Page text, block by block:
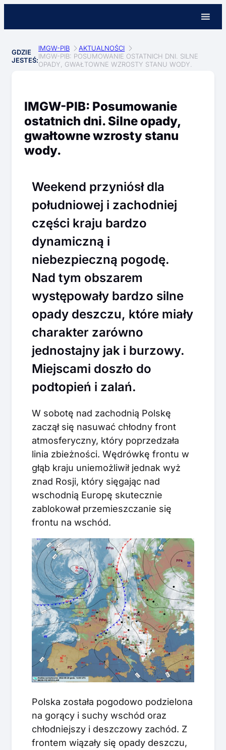
GDZIE
JESTEŚ:
IMGW-PIB
AKTUALNOŚCI
IMGW-PIB: POSUMOWANIE OSTATNICH DNI. SILNE
OPADY, GWAŁTOWNE WZROSTY STANU WODY.
IMGW-PIB: Posumowanie
ostatnich dni. Silne opady,
gwałtowne wzrosty stanu
wody.
Weekend przyniósł dla
południowej i zachodniej
części kraju bardzo
dynamiczną i
niebezpieczną pogodę.
Nad tym obszarem
występowały bardzo silne
opady deszczu, które miały
charakter zarówno
jednostajny jak i burzowy.
Miejscami doszło do
podtopień i zalań.
W sobotę nad zachodnią Polskę
zaczął się nasuwać chłodny front
atmosferyczny, który poprzedzała
linia zbieżności. Wędrówkę frontu w
głąb kraju uniemożliwił jednak wyż
znad Rosji, który sięgając nad
wschodnią Europę skutecznie
zablokował przemieszczanie się
frontu na wschód.
Polska została pogodowo podzielona
na gorący i suchy wschód oraz
chłodniejszy i deszczowy zachód. Z
frontem wiązały się opady deszczu,